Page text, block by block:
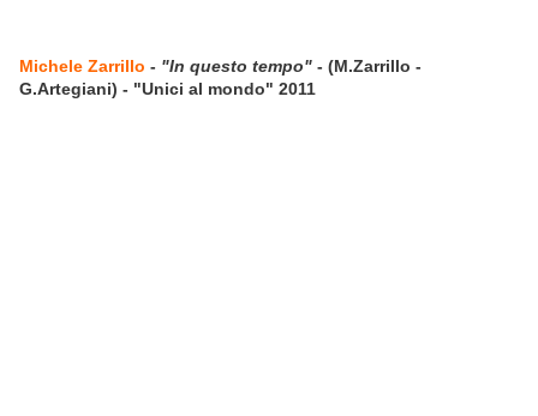
Michele Zarrillo - "In questo tempo" - (M.Zarrillo -
G.Artegiani) - "Unici al mondo" 2011